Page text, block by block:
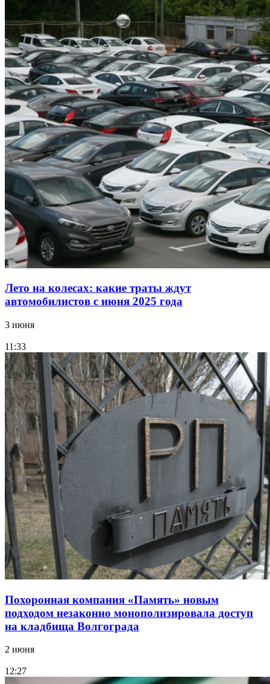
Лето на колесах: какие траты ждут
автомобилистов с июня 2025 года
3 июня
11:33
Похоронная компания «Память» новым
подходом незаконно монополизировала доступ
на кладбища Волгограда
2 июня
12:27